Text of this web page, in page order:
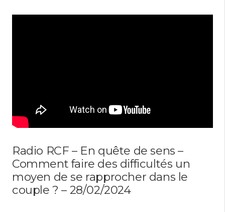
Radio RCF – En quête de sens –
Comment faire des difficultés un
moyen de se rapprocher dans le
couple ? – 28/02/2024